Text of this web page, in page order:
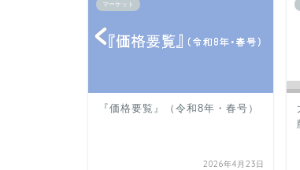
マーケット
『価格要覧』（令和8年・春号）
2026年4月23日